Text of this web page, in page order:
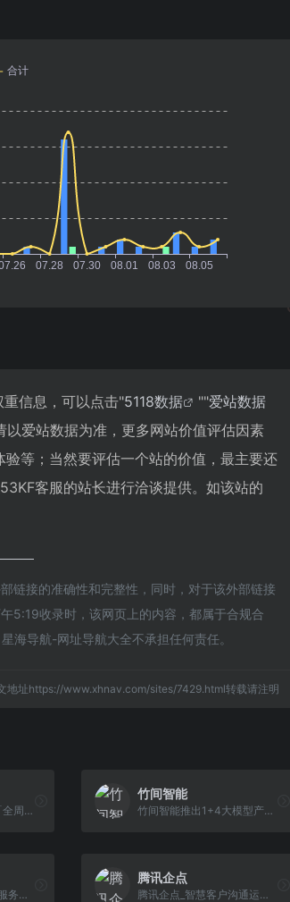
信息，可以点击"5118数据 ""爱站数据
爱站数据为准，更多网站价值评估因素
等；当然要评估一个站的价值，最主要还
客服的站长进行洽谈提供。如该站的
链接的准确性和完整性，同时，对于该外部链接
5:19收录时，该网页上的内容，都属于合规合
海导航-网址导航大全不承担任何责任。
地址https://www.xhnav.com/sites/7429.html转载请注明
天润融通为企业提供「全周期客户联络解决方案」，包括呼叫中心系统，云呼叫中心平台，云客服，在线客服系统，智能客服系统，电话客服管理软件等全渠道产品，帮助 企业实现营销、销售、服务全周期运营需求!
竹间智能
竹间智能推出1+4大模型产品体系，旨在开启企业数智化转型的新篇章。
美洽-全球智能云客服服务商。
腾讯企点
腾讯企点_智慧客户沟通运营平台